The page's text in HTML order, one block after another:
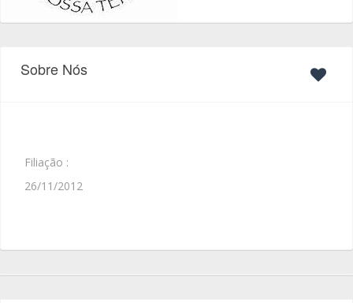
Sobre Nós
Filiação :
26/11/2012